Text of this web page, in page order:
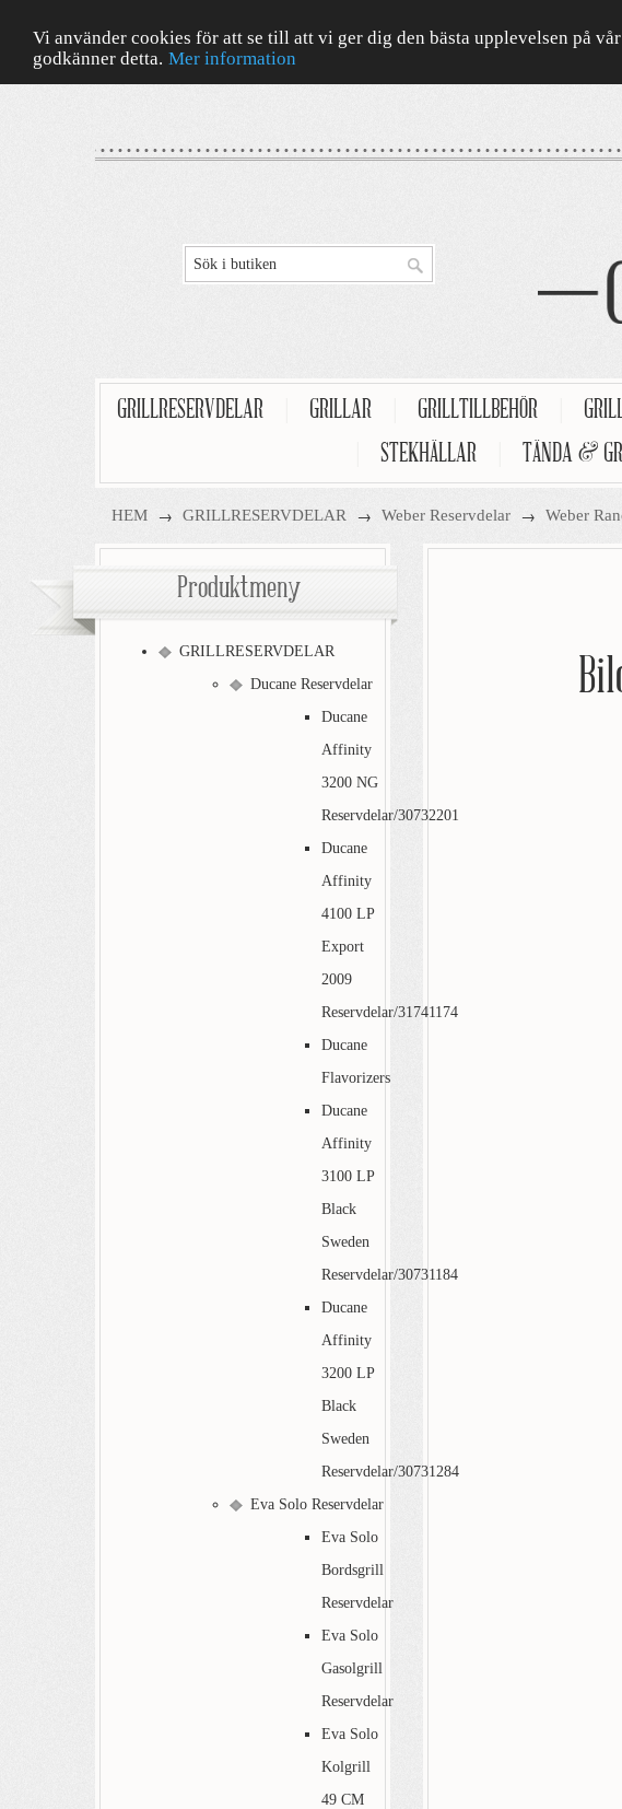
Vi använder cookies för att se till att vi ger dig den bästa upplevelsen på
godkänner detta. Mer information
GRILLRESERVDELAR GRILLAR GRILLTILLBEHÖR
STEKHÄLLAR TÄNDA &
HEM → GRILLRESERVDELAR → Weber Reservdelar → Weber
Produktmeny
GRILLRESERVDELAR
Ducane Reservdelar
Ducane
Affinity
3200 NG
Reservdelar/30732201
Ducane
Affinity
4100 LP
Export
2009
Reservdelar/31741174
Ducane
Flavorizers
Ducane
Affinity
3100 LP
Black
Sweden
Reservdelar/30731184
Ducane
Affinity
3200 LP
Black
Sweden
Reservdelar/30731284
Eva Solo Reservdelar
Eva Solo
Bordsgrill
Reservdelar
Eva Solo
Gasolgrill
Reservdelar
Eva Solo
Kolgrill
49 CM